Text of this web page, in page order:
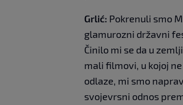
Grlić: Pokrenuli smo
glamurozni državni
Činilo mi se da u
mali filmovi, u kojoj
odlaze, mi smo
svojevrsni odnos